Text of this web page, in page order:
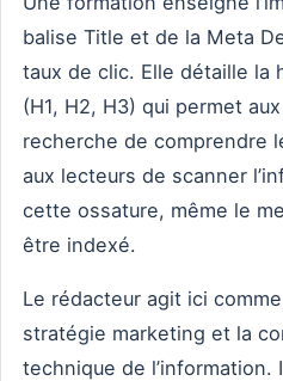
balise Title et de la Meta
taux de clic. Elle détaille la
(H1, H2, H3) qui permet
recherche de comprendre
aux lecteurs de scanner
cette ossature, même le
être indexé.
Le rédacteur agit ici
stratégie marketing et la
technique de l’information.